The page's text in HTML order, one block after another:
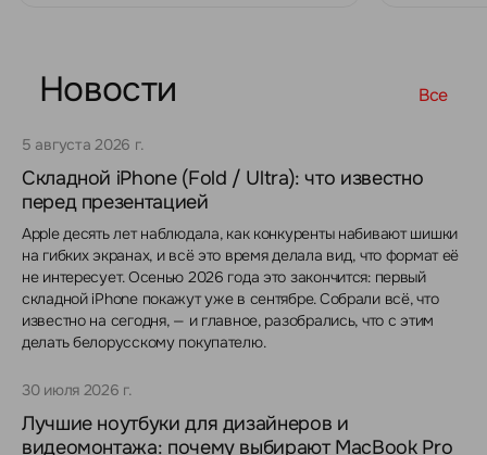
Новости Все
5 августа 2026 г.
Складной iPhone (Fold / Ultra): что известно
перед презентацией
Apple десять лет наблюдала, как конкуренты набивают шишки
на гибких экранах, и всё это время делала вид, что формат её
не интересует. Осенью 2026 года это закончится: первый
складной iPhone покажут уже в сентябре. Собрали всё, что
известно на сегодня, — и главное, разобрались, что с этим
делать белорусскому покупателю.
30 июля 2026 г.
Лучшие ноутбуки для дизайнеров и
видеомонтажа: почему выбирают MacBook Pro